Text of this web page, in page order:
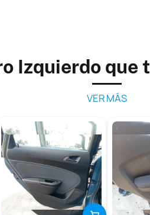
Izquierdo
VER MÁS